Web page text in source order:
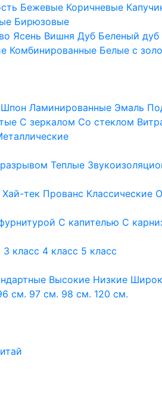
Бежевые Коричневые
Бирюзовые
Ясень Вишня Дуб Беленый дуб
Комбинированные Белые с
Шпон Ламинированные Эмаль
С зеркалом Со стеклом
Теплые
Хай-тек Прованс Классические
С капителью С
3 класс 4 класс 5 класс
Высокие Низкие
см. 97 см. 98 см. 120 см.